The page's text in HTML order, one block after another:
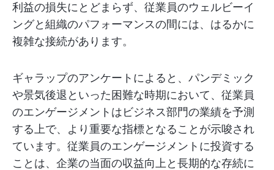
利益の損失にとどまらず、従業員のウェルビーイ
ングと組織のパフォーマンスの間には、はるかに
複雑な接続があります。
ギャラップのアンケートによると、パンデミック
や景気後退といった困難な時期において、従業員
のエンゲージメントはビジネス部門の業績を予測
する上で、より重要な指標となることが示唆され
ています。従業員のエンゲージメントに投資する
ことは、企業の当面の収益向上と長期的な存続に